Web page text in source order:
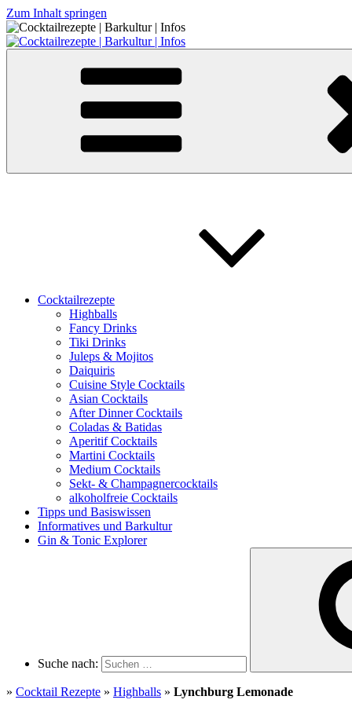
Zum Inhalt springen
Cocktailrezepte | Barkultur | Infos
Cocktailrezepte
Highballs
Fancy Drinks
Tiki Drinks
Juleps & Mojitos
Daiquiris
Cuisine Style Cocktails
Asian Cocktails
After Dinner Cocktails
Coladas & Batidas
Aperitif Cocktails
Martini Cocktails
Medium Cocktails
Sekt- & Champagnercocktails
alkoholfreie Cocktails
Tipps und Basiswissen
Informatives und Barkultur
Gin & Tonic Explorer
Suche nach:
» Cocktail Rezepte » Highballs » Lynchburg Lemonade